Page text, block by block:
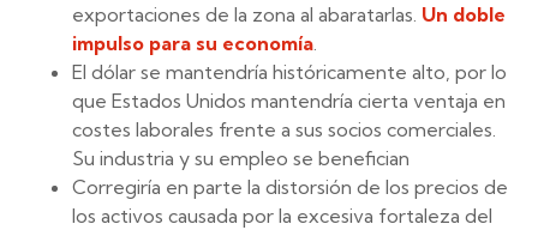
exportaciones de la zona al abaratarlas. Un doble
impulso para su economía.
El dólar se mantendría históricamente alto, por lo
que Estados Unidos mantendría cierta ventaja en
costes laborales frente a sus socios comerciales.
Su industria y su empleo se benefician
Corregiría en parte la distorsión de los precios de
los activos causada por la excesiva fortaleza del